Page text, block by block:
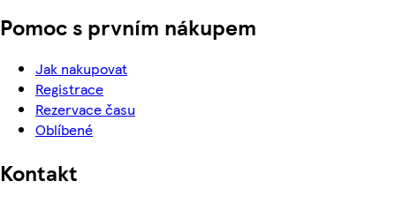
Pomoc s prvním nákupem
Jak nakupovat
Registrace
Rezervace času
Oblíbené
Kontakt